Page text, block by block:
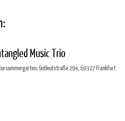
Music Trio
Gutleutstraße 294, 60327 Frankfurt